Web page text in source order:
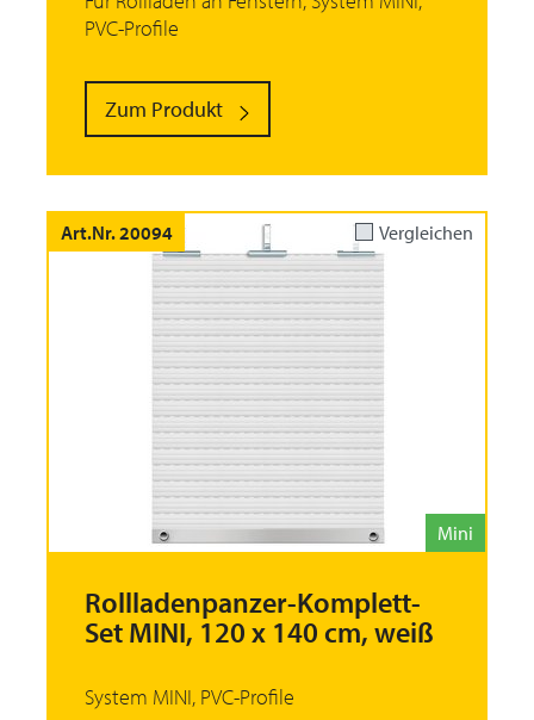
PVC-Profile
Zum Produkt
Art.Nr. 20094 Vergleichen
Mini
Rollladenpanzer-Komplett-
Set MINI, 120 x 140 cm, weiß
System MINI, PVC-Profile